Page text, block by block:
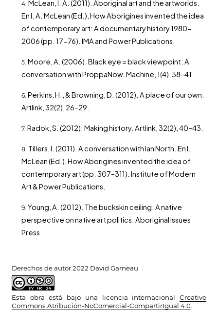
Derechos de autor 2022 David Garneau
Esta obra está bajo una licencia internacional Creative
Commons Atribución-NoComercial-CompartirIgual 4.0
McLean, I. A. (2011). Aboriginal art and the artworlds.
En I. A. McLean (Ed.), How Aborigines invented the idea
of contemporary art: A documentary history 1980-
2006 (pp. 17-76). IMA and Power Publications.
Moore, A. (2006). Black eye = black viewpoint: A
conversation with ProppaNow. Machine, 1(4), 38–41.
Perkins, H., & Browning, D. (2012). A place of our own.
Artlink, 32(2), 26–29.
Radok, S. (2012). Making history. Artlink, 32(2), 40–43.
Tillers, I. (2011). A conversation with Ian North. En I.
McLean (Ed.), How Aborigines invented the idea of
contemporary art (pp. 307–311). Institute of Modern
Art & Power Publications.
Young, A. (2012). The buckskin ceiling: A native
perspective on native art politics. Aboriginal Issues
Press.